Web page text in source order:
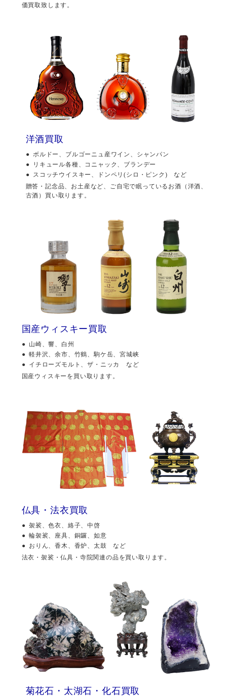
価買取致します。
洋酒買取
ボルドー、ブルゴーニュ産ワイン、シャンパン
リキュール各種、コニャック、ブランデー
スコッチウイスキー、ドンペリ(シロ・ピンク) など
贈答・記念品、お土産など、ご自宅で眠っているお酒（洋酒、
古酒）買い取ります。
国産ウィスキー買取
山崎、響、白州
軽井沢、余市、竹鶴、駒ケ岳、宮城峡
イチローズモルト、ザ・ニッカ など
国産ウィスキーを買い取ります。
仏具・法衣買取
袈裟、色衣、絡子、中啓
輪袈裟、座具、銅鑼、如意
おりん、香木、香炉、太鼓 など
法衣・袈裟・仏具・寺院関連の品を買い取ります。
菊花石・太湖石・化石買取